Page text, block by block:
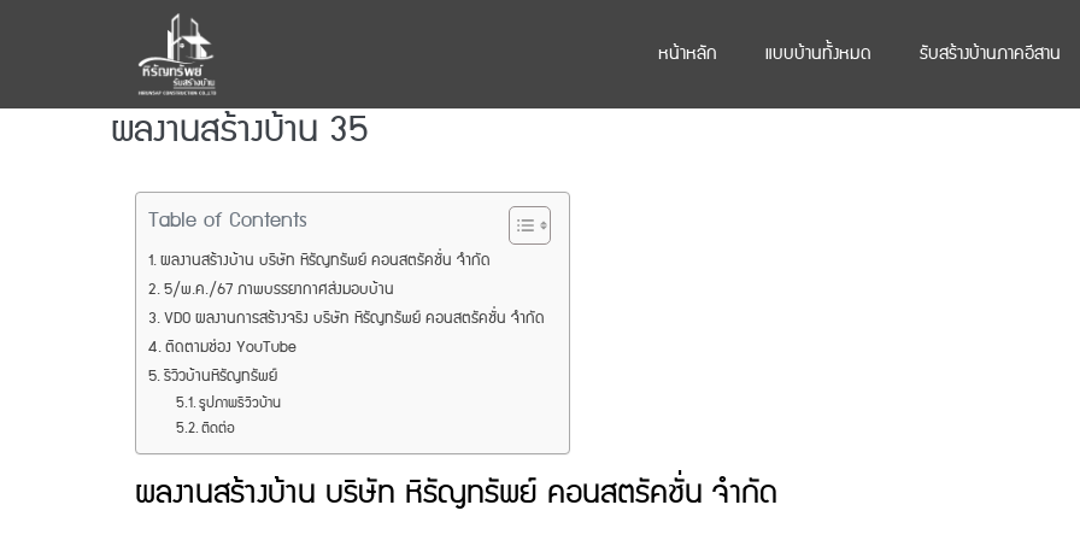
หน้าหลัก แบบบ้านทั้งหมด รับสร้างบ้านภาคอีสาน
ผลงานสร้างบ้าน 35
Table of Contents
ผลงานสร้างบ้าน บริษัท หิรัญทรัพย์ คอนสตรัคชั่น จำกัด
5/พ.ค./67 ภาพบรรยากาศส่งมอบบ้าน
VDO ผลงานการสร้างจริง บริษัท หิรัญทรัพย์ คอนสตรัคชั่น จำกัด
ติดตามช่อง YouTube
รีวิวบ้านหิรัญทรัพย์
รูปภาพรีวิวบ้าน
ติดต่อ
ผลงานสร้างบ้าน บริษัท หิรัญทรัพย์ คอนสตรัคชั่น จำกัด